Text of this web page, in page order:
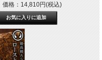
価格：14,810円(税込)